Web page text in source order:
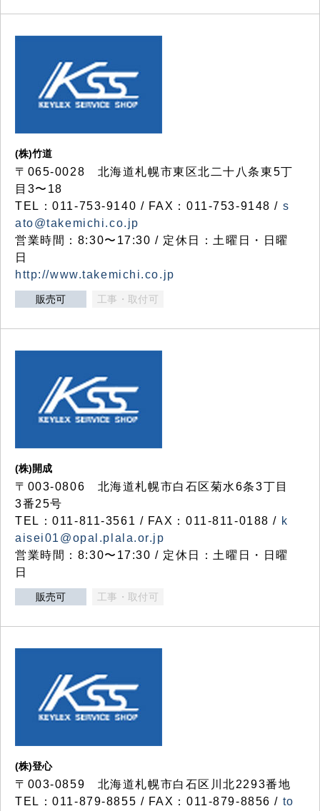
(株)竹道
〒065-0028 北海道札幌市東区北二十八条東5丁
目3〜18
TEL：011-753-9140 / FAX：011-753-9148 / s
ato@takemichi.co.jp
営業時間：8:30〜17:30 / 定休日：土曜日・日曜
日
http://www.takemichi.co.jp
販売可 工事・取付可
(株)開成
〒003-0806 北海道札幌市白石区菊水6条3丁目
3番25号
TEL：011-811-3561 / FAX：011-811-0188 / k
aisei01@opal.plala.or.jp
営業時間：8:30〜17:30 / 定休日：土曜日・日曜
日
販売可 工事・取付可
(株)登心
〒003-0859 北海道札幌市白石区川北2293番地
TEL：011-879-8855 / FAX：011-879-8856 / to